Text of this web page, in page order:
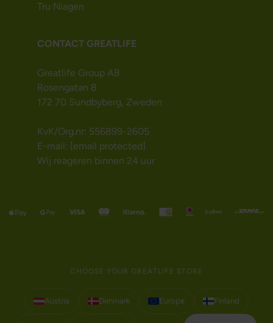
Tru Niagen
CONTACT GREATLIFE
Greatlife Group AB
Rosengatan 8
172 70 Sundbyberg, Zweden
KvK/Org.nr: 556899-2605
E-mail: [email protected]
Wij reageren binnen 24 uur
CHOOSE YOUR GREATLIFE STORE
Austria Denmark Europe Finland